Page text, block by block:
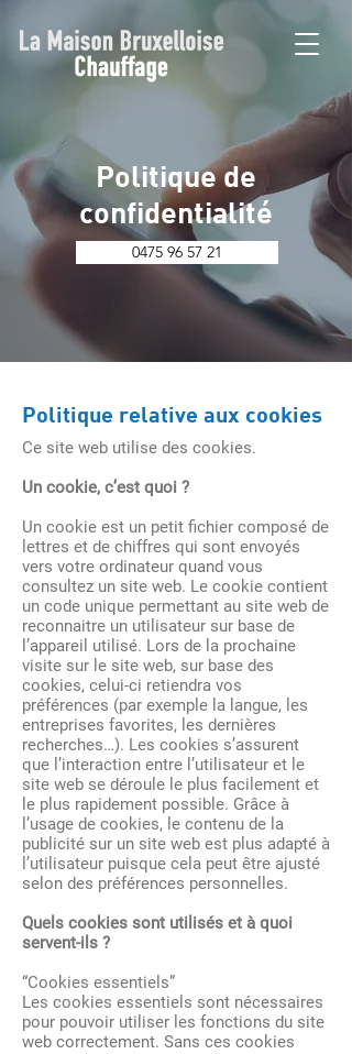
Politique de
confidentialité
0475 96 57 21
Politique relative aux cookies
Ce site web utilise des cookies.
Un cookie, c’est quoi ?
Un cookie est un petit fichier composé de
lettres et de chiffres qui sont envoyés
vers votre ordinateur quand vous
consultez un site web. Le cookie contient
un code unique permettant au site web de
reconnaitre un utilisateur sur base de
l’appareil utilisé. Lors de la prochaine
visite sur le site web, sur base des
cookies, celui-ci retiendra vos
préférences (par exemple la langue, les
entreprises favorites, les dernières
recherches…). Les cookies s’assurent
que l’interaction entre l’utilisateur et le
site web se déroule le plus facilement et
le plus rapidement possible. Grâce à
l’usage de cookies, le contenu de la
publicité sur un site web est plus adapté à
l’utilisateur puisque cela peut être ajusté
selon des préférences personnelles.
Quels cookies sont utilisés et à quoi
servent-ils ?
“Cookies essentiels”
Les cookies essentiels sont nécessaires
pour pouvoir utiliser les fonctions du site
web correctement. Sans ces cookies